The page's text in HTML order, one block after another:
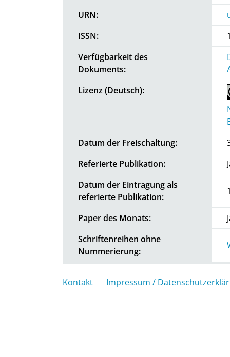
URN:
ISSN:
Verfügbarkeit des
Dokuments:
Lizenz (Deutsch):
Datum der Freischaltung:
Referierte Publikation:
Datum der Eintragung als
referierte Publikation:
Paper des Monats:
Schriftenreihen ohne
Nummerierung:
Kontakt Impressum /